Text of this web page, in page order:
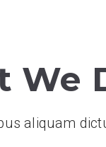
We
aliquam